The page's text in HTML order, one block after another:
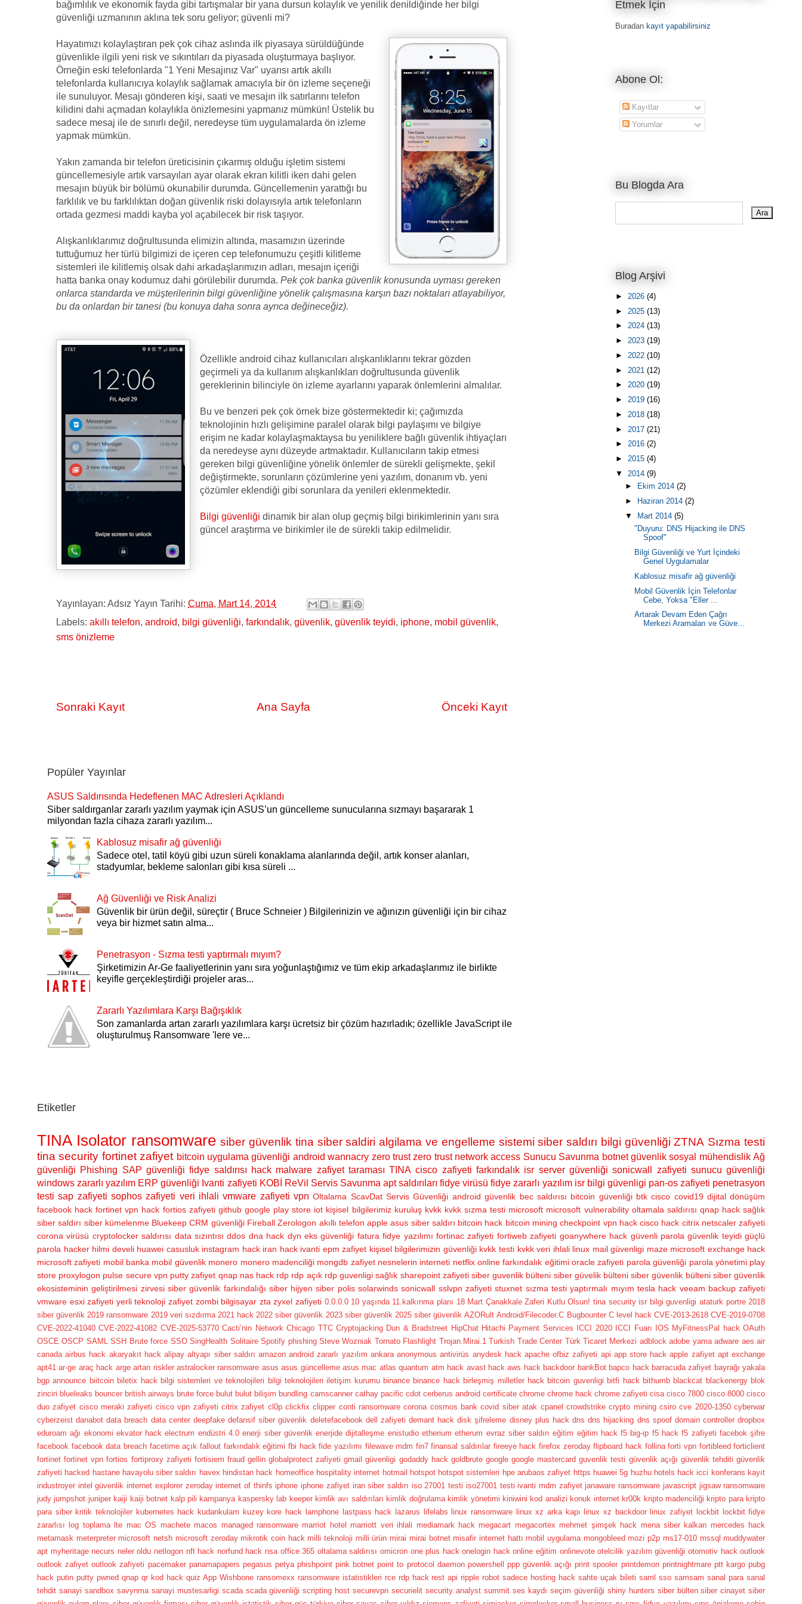
bağımlılık ve ekonomik fayda gibi tartışmalar bir yana dursun kolaylık ve yenilik denildiğinde her bilgi
güvenliği uzmanının aklına tek soru geliyor; güvenli mi?
Hayatımızı kolaylaştıran pek çok cihaz aslında ilk piyasaya sürüldüğünde
güvenlikle ilgili yeni risk ve sıkıntıları da piyasada oluşturmaya başlıyor.
Örneğin eski telefonlarda "1 Yeni Mesajınız Var" uyarısı artık akıllı
telefonlarda kullanıcıya kolaylık sağlamak amacıyla bir ön izleme seçeneği
ile sunuluyor. Mesajı gönderen kişi, saati ve mesajın ilk satırlarını telefon
kilidini dahi açmadan kolaylıkla önizlemesini yapmanız mümkün! Üstelik bu
sadece mesaj ile de sınırlı değil, neredeyse tüm uygulamalarda ön izleme
yapmak mümkün.
Yakın zamanda bir telefon üreticisinin çıkarmış olduğu işletim sistemi
güncellemesiyle artık varsayılan ayar olarak ekran kilitli iken dahi gelen
mesajın büyük bir bölümü okunabilir durumda. Güncellemenin yarattığı bu
farklılık ve bu farklılıktan doğan güvenlik riski dolayısıyla artık telefonların
ortada gezmesi maddi kayba yol açabilecek bir risk taşıyor.
Alışkanlıklarımız doğrultusunda elimizin altında, masamızın üzerinde
tuttuğumuz her türlü bilgimizi de içeren cep telefonumuzu çeşitli kilitleme
sistemleri ile kilitlemiş olsak dahi arkadaşlarımızın adları, mesajın içeriği
hatta banka onay kodumuz dahi görülebilir durumda. Pek çok banka güvenlik konusunda uyması gereken
onlarca standarda ve müşterilerinin bilgi güvenliğine yönelik çalışmasına karşın bazı noktaları atlayabiliyor,
bu da onlardan bir tanesi (bu konuya daha sonra ayrıca değineceğiz).
Özellikle android cihaz kullanıcıları alışkanlıklarını tekrar gözden
geçirmeli ya da kullanım alışkanlıkları doğrultusunda güvenlik
gereklerinin bilinciyle ön izleme ayarlarını yaparak önlemlerini almalılar.
Bu ve benzeri pek çok örnek bize göstermektedir ki; çağımızda
teknolojinin hızlı gelişimine paralel olarak bilgi paylaşımı ve bilgiye
erişim ne kadar kolaylaşmaktaysa bu yeniliklere bağlı güvenlik ihtiyaçları
da neredeyse aynı düzeyde artmaktadır. Kullanıcıların takip etmesi
gereken bilgi güvenliğine yönelik önlemler de sürekli gelişmekte, şekil
değiştirmekte, sorunların çözümlerine yeni yazılım, donanım vb. yeni
çözümler eklendiği gibi sorunlara da yenileri eklenmektedir.
Bilgi güvenliği dinamik bir alan olup geçmiş bilgi birikimlerinin yanı sıra
güncel araştırma ve birikimler ile de sürekli takip edilmelidir.
Yayınlayan: Adsız Yayın Tarihi: Cuma, Mart 14, 2014
Labels: akıllı telefon, android, bilgi güvenliği, farkındalık, güvenlik, güvenlik teyidi, iphone, mobil güvenlik,
sms önizleme
Sonraki Kayıt Önceki Kayıt
Ana Sayfa
Popüler Yayınlar
ASUS Saldırısında Hedeflenen MAC Adresleri Açıklandı
Siber saldırganlar zararlı yazılım yaymak için ASUS’un güncelleme sunucularına sızmayı başararak 1
milyondan fazla cihaza zararlı yazılım...
Kablosuz misafir ağ güvenliği
Sadece otel, tatil köyü gibi uzun süreli konaklama alanlarında değil, artık konser alanları,
stadyumlar, bekleme salonları gibi kısa süreli ...
Ağ Güvenliği ve Risk Analizi
Güvenlik bir ürün değil, süreçtir ( Bruce Schneier ) Bilgilerinizin ve ağınızın güvenliği için bir cihaz
veya bir hizmet satın alma...
Penetrasyon - Sızma testi yaptırmalı mıyım?
Şirketimizin Ar-Ge faaliyetlerinin yanı sıra yoğunlaştığımız ve tüm ekip arkadaşlarımız ile birlikte
keyifle gerçekleştirdiği projeler aras...
Zararlı Yazılımlara Karşı Bağışıklık
Son zamanlarda artan zararlı yazılımlara karşı ücretsiz bir çözüm hazırladık; özellikle JavaScript ile
oluşturulmuş Ransomware 'lere ve...
Etmek İçin
Buradan kayıt yapabilirsiniz
Abone Ol:
Kayıtlar
Yorumlar
Bu Blogda Ara
Blog Arşivi
► 2026 (4)
► 2025 (13)
► 2024 (13)
► 2023 (19)
► 2022 (10)
► 2021 (12)
► 2020 (19)
► 2019 (16)
► 2018 (18)
► 2017 (21)
► 2016 (2)
► 2015 (4)
▼ 2014 (9)
►
Ekim 2014 (2)
►
Haziran 2014 (2)
▼
Mart 2014 (5)
"Duyuru: DNS Hijacking ile DNS
Spoof"
Bilgi Güvenliği ve Yurt İçindeki
Genel Uygulamalar
Kablosuz misafir ağ güvenliği
Mobil Güvenlik İçin Telefonlar
Cebe, Yoksa "Eller ...
Artarak Devam Eden Çağrı
Merkezi Aramaları ve Güve...
Etiketler
TINA Isolator ransomware siber güvenlik tina siber saldiri algilama ve engelleme sistemi siber saldırı bilgi güvenliği ZTNA Sızma testi
tina security fortinet zafiyet bitcoin uygulama güvenliği android wannacry zero trust zero trust network access Sunucu Savunma botnet güvenlik sosyal mühendislik Ağ
güvenliği Phishing SAP güvenliği fidye saldırısı hack malware zafiyet taraması TINA cisco zafiyeti farkındalık isr server güvenliği sonicwall zafiyeti sunucu güvenliği
windows zararlı yazılım ERP güvenliği Ivanti zafiyeti KOBİ ReVil Servis Savunma apt saldırıları fidye virüsü fidye zararlı yazılım isr bilgi güvenligi pan-os zafiyeti penetrasyon
testi sap zafiyeti sophos zafiyeti veri ihlali vmware zafiyeti vpn Oltalama ScavDat Servis Güvenliği android güvenlik bec saldırısı bitcoin güvenliği btk cisco covid19 dijital dönüşüm
facebook hack fortinet vpn hack fortios zafiyeti github google play store iot kişisel bilgilerimiz kuruluş kvkk kvkk sızma testi microsoft microsoft vulnerability oltamala saldırısı qnap hack sağlık
siber saldırı siber kümelenme Bluekeep CRM güvenliği Fireball Zerologon akıllı telefon apple asus siber saldırı bitcoin hack bitcoin mining checkpoint vpn hack cisco hack citrix netscaler zafiyeti
corona virüsü cryptolocker saldırısı data sızıntısı ddos dna hack dyn eks güvenliği fatura fidye yazılımı fortinac zafiyeti fortiweb zafiyeti goanywhere hack güvenli parola güvenlik teyidi güçlü
parola hacker hilmi develi huawei casusluk instagram hack iran hack ivanti epm zafiyet kişisel bilgilerimizin güvenliği kvkk testi kvkk veri ihlali linux mail güvenligi maze microsoft exchange hack
microsoft zafiyeti mobil banka mobil güvenlik monero monero madenciliği mongdb zafiyet nesnelerin interneti netflix online farkındalık eğitimi oracle zafiyeti parola güvenliği parola yönetimi play
store proxylogon pulse secure vpn putty zafiyet qnap nas hack rdp rdp açık rdp guvenligi sağlık sharepoint zafiyeti siber guvenlik bülteni siber güvelik bülteni siber güvenlik bülteni siber güvenlik
ekosisteminin geliştirilmesi zirvesi siber güvenlik farkındalığı siber hijyen siber polis solarwinds sonicwall sslvpn zafiyeti stuxnet sızma testi yaptırmalı mıyım tesla hack veeam backup zafiyeti
vmware esxi zafiyeti yerli teknoloji zafiyet zombi bilgisayar zta zyxel zafiyeti 0.0.0.0 10 yaşında 11.kalkınma planı 18 Mart Çanakkale Zaferi Kutlu Olsun! tina security isr bilgi guvenligi ataturk portre 2018
siber güvenlik 2019 ransomware 2019 veri sızdırma 2021 hack 2022 siber güvenlik 2023 siber güvenlik 2025 siber güvenlik AZORult Android/Filecoder.C Bugbounter C level hack CVE-2013-2618 CVE-2019-0708
CVE-2022-41040 CVE-2022-41082 CVE-2025-53770 Cacti’nin Network Chicago TTC Cryptojacking Dun & Bradstreet HipChat Hitachi Payment Services ICCI 2020 ICCI Fuarı IOS MyFitnessPal hack OAuth
OSCE OSCP SAML SSH Brute force SSO SingHealth Solitaire Spotify phishing Steve Wozniak Tornato Flashlight Trojan.Mirai.1 Turkish Trade Center Türk Ticaret Merkezi adblock adobe yama adware aes air
canada airbus hack akaryakıt hack alipay altyapı siber saldırı amazon android zararlı yazılım ankara anonymous antivirüs anydesk hack apache ofbiz zafiyeti api app store hack apple zafiyet apt exchange
apt41 ar-ge araç hack arge artan riskler astralocker ransomware asus asus güncelleme asus mac atlas quantum atm hack avast hack aws hack backdoor bankBot bapco hack barracuda zafiyet bayrağı yakala
bgp announce biitcoin biletix hack bilgi sistemleri ve teknolojileri bilgi teknolojileri iletişim kurumu binance binance hack birleşmiş milletler hack bitcoin guvenligi bitfi hack bithumb blackcat blackenergy blok
zinciri blueleaks bouncer british airways brute force bulut bulut bilişim bundling camscanner cathay pacific cdot cerberus android certificate chrome chrome hack chrome zafiyeti cisa cisco 7800 cisco 8000 cisco
duo zafiyet cisco meraki zafiyeti cisco vpn zafiyeti citrix zafiyet cl0p clickfix clipper conti ransomware corona cosmos bank covid siber atak cpanel crowdstrike crypto mining csiro cve 2020-1350 cyberwar
cyberzeist danabot data breach data center deepfake defansif siber güvenlik deletefacebook dell zafiyeti demant hack disk şifreleme disney plus hack dns dns hijacking dns spoof domain controller dropbox
eduroam ağı ekonomi ekvator hack electrum endüstri 4.0 enerji siber güvenlik enerjide dijitalleşme enistudio etherium etherum evraz siber saldırı eğitim eğitim hack f5 big-ip f5 hack f5 zafiyeti facebok şifre
facebook facebook data breach facetime açık fallout farkındalık eğitimi fbi hack fide yazılımı filewave mdm fin7 finansal saldırılar fireeye hack firefox zeroday flipboard hack follina forti vpn fortibleed forticlient
fortinet fortinet vpn fortios fortiproxy zafiyeti fortisiem fraud gellin globalprotect zafiyeti gmail güvenligi godaddy hack goldbrute google google mastercard guvenlik testi güvenlik açığı güvenlik tehditi güvenlik
zafiyeti hacked hastane havayolu siber saldırı havex hindistan hack homeoffice hospitality internet hotmail hotspot hotspot sistemleri hpe arubaos zafiyet https huawei 5g huzhu hotels hack icci konferans kayıt
industroyer intel güvenlik internet explorer zeroday internet of thinfs iphone iphone zafiyet iran siber saldırı iso 27001 testi iso27001 testi ivanti mdm zafiyet janaware ransomware javascript jigsaw ransomware
judy jumpshot juniper kaiji kaiji botnet kalp pili kampanya kaspersky lab keeper kimlik avı saldırıları kimlik doğrulama kimlik yönetimi kiniwini kod analizi konuk internet kr00k kripto madenciliği kripto para kripto
para siber kritik teknolojiler kubernetes hack kudankulam kuzey kore hack lamphone lastpass hack lazarus lifelabs linux ransomware linux xz arka kapı linux xz backdoor linux zafiyet lockbit
lockbit fidye
zararlısı
log toplama lte mac OS machete macos managed ransomware marriot hotel marriott veri ihlali mediamark hack megacart megacortex mehmet şimşek hack mena siber kalkan mercedes hack
metamask meterpreter microsoft netsh microsoft zeroday mikrotik coin hack milli teknoloji milli ürün mirai mirai botnet misafir internet hattı mobil uygulama mongobleed mozi p2p ms17-010 mssql muddywater
apt myheritage necurs neler oldu netlogon nft hack norfund hack nsa office 365 oltalama saldırısı omicron one plus hack onelogin hack online eğitim onlinevote otelcilik yazılım güvenliği otomotiv hack outlook
outlook zafiyet outlook zafiyeti pacemaker panamapapers pegasus petya phishpoint pink botnet point to protocol daemon powershell ppp güvenlik açığı print spooler printdemon printnightmare ptt kargo pubg
hack putin putty pwned qnap qr kod hack quiz App Wishbone ransomexx ransomware istatistikleri rce rdp hack rest api ripple robot sadece hosting hack sahte uçak bileti saml sso samsam sanal para sanal
tehdit sanayi sandbox savynma sanayi mustesarligi scada scada güvenliği scripting host securevpn securielit security analyst summit ses kaydı seçim güvenliği shiny hunters siber bülten siber cinayet siber